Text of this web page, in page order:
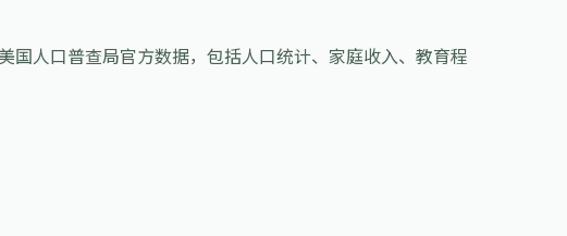
人口普查局官方数据，包括人口统计、家庭收入、教育程